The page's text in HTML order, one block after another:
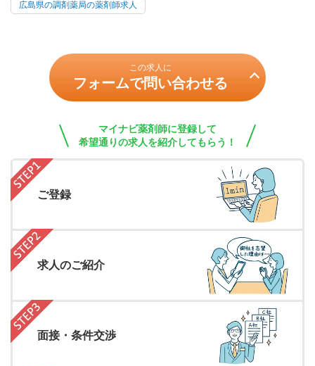
広島県の調剤薬局の薬剤師求人
この求人に
フォームで問い合わせる
マイナビ薬剤師に登録して
希望通りの求人を紹介してもらう！
ご登録
求人のご紹介
面接・条件交渉